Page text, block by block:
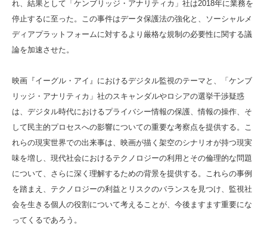
れ、結果として「ケンブリッジ・アナリティカ」社は2018年に業務を
停止するに至った。この事件はデータ保護法の強化と、ソーシャルメ
ディアプラットフォームに対するより厳格な規制の必要性に関する議
論を加速させた。
映画『イーグル・アイ』におけるデジタル監視のテーマと、「ケンブ
リッジ・アナリティカ」社のスキャンダルやロシアの選挙干渉疑惑
は、デジタル時代におけるプライバシー情報の保護、情報の操作、そ
して民主的プロセスへの影響についての重要な考察点を提供する。こ
れらの現実世界での出来事は、映画が描く架空のシナリオが持つ現実
味を増し、現代社会におけるテクノロジーの利用とその倫理的な問題
について、さらに深く理解するための背景を提供する。これらの事例
を踏まえ、テクノロジーの利益とリスクのバランスを見つけ、監視社
会を生きる個人の役割について考えることが、今後ますます重要にな
ってくるであろう。